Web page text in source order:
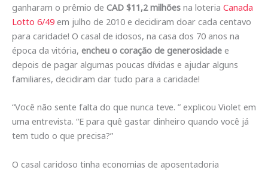
ganharam o prêmio de CAD $11,2 milhões na loteria Canada
Lotto 6/49 em julho de 2010 e decidiram doar cada centavo
para caridade! O casal de idosos, na casa dos 70 anos na
época da vitória, encheu o coração de generosidade e
depois de pagar algumas poucas dívidas e ajudar alguns
familiares, decidiram dar tudo para a caridade!
“Você não sente falta do que nunca teve. ” explicou Violet em
uma entrevista. “E para quê gastar dinheiro quando você já
tem tudo o que precisa?”
O casal caridoso tinha economias de aposentadoria